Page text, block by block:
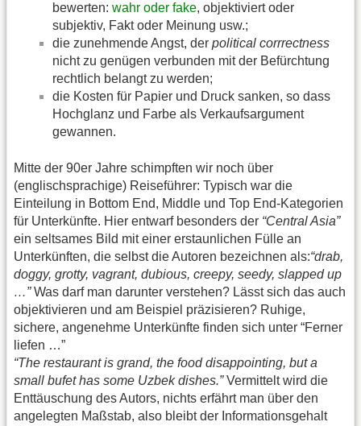
bewerten: wahr oder fake, objektiviert oder
subjektiv, Fakt oder Meinung usw.;
die zunehmende Angst, der political corrrectness
nicht zu genügen verbunden mit der Befürchtung
rechtlich belangt zu werden;
die Kosten für Papier und Druck sanken, so dass
Hochglanz und Farbe als Verkaufsargument
gewannen.
Mitte der 90er Jahre schimpften wir noch über
(englischsprachige) Reiseführer: Typisch war die
Einteilung in Bottom End, Middle und Top End-Kategorien
für Unterkünfte. Hier entwarf besonders der “Central Asia”
ein seltsames Bild mit einer erstaunlichen Fülle an
Unterkünften, die selbst die Autoren bezeichnen als:“drab,
doggy, grotty, vagrant, dubious, creepy, seedy, slapped up
…”Was darf man darunter verstehen? Lässt sich das auch
objektivieren und am Beispiel präzisieren? Ruhige,
sichere, angenehme Unterkünfte finden sich unter “Ferner
liefen …”
“The restaurant is grand, the food disappointing, but a
small bufet has some Uzbek dishes.”Vermittelt wird die
Enttäuschung des Autors, nichts erfährt man über den
angelegten Maßstab, also bleibt der Informationsgehalt